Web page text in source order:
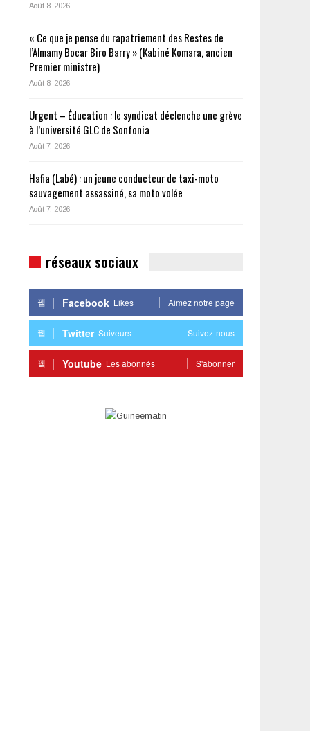
Août 8, 2026
« Ce que je pense du rapatriement des Restes de
l’Almamy Bocar Biro Barry » (Kabiné Komara, ancien
Premier ministre)
Août 8, 2026
Urgent – Éducation : le syndicat déclenche une grève
à l’université GLC de Sonfonia
Août 7, 2026
Hafia (Labé) : un jeune conducteur de taxi-moto
sauvagement assassiné, sa moto volée
Août 7, 2026
réseaux sociaux
Facebook Likes Aimez notre page
Twitter Suiveurs Suivez-nous
Youtube Les abonnés S'abonner